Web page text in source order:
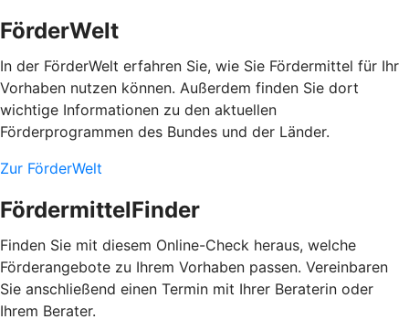
FörderWelt
In der FörderWelt erfahren Sie, wie Sie Fördermittel für Ihr
Vorhaben nutzen können. Außerdem finden Sie dort
wichtige Informationen zu den aktuellen
Förderprogrammen des Bundes und der Länder.
Zur FörderWelt
FördermittelFinder
Finden Sie mit diesem Online-Check heraus, welche
Förderangebote zu Ihrem Vorhaben passen. Vereinbaren
Sie anschließend einen Termin mit Ihrer Beraterin oder
Ihrem Berater.